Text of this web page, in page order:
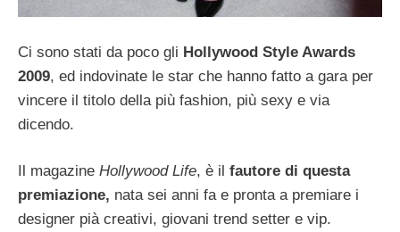
Ci sono stati da poco gli Hollywood Style Awards
2009, ed indovinate le star che hanno fatto a gara per
vincere il titolo della più fashion, più sexy e via
dicendo.
Il magazine Hollywood Life, è il fautore di questa
premiazione, nata sei anni fa e pronta a premiare i
designer pià creativi, giovani trend setter e vip.